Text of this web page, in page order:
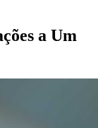
a Um